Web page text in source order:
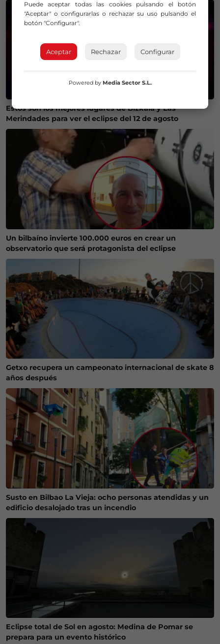
Estos son los mejores lugares de Bizkaia y Las
Merindades para ver el eclipse del 12 de agosto
Un bilbaíno invierte 100.000 euros en crear un
observatorio que será protagonista del eclipse
Getxo recupera un campeonato internacional de skate 8
años después
Susto en Bilbao La Vieja: ocho personas atendidas y un
edificio desalojado tras un incendio
Eclipse total de Sol en agosto: Medina de Pomar se
prepara para un evento histórico
Puede aceptar todas las cookies pulsando el botón
"Aceptar" o configurarlas o rechazar su uso pulsando el
botón "Configurar".
Aceptar Rechazar Configurar
Powered by Media Sector S.L.